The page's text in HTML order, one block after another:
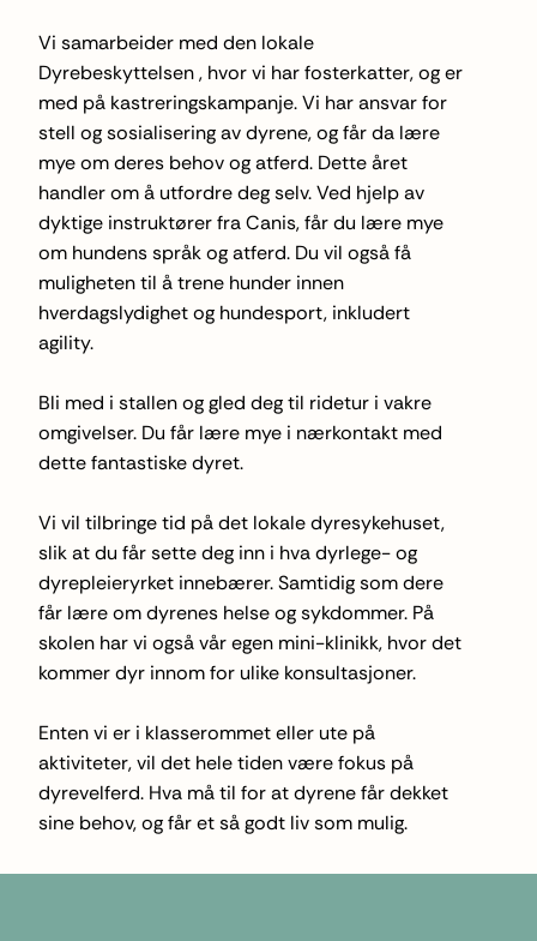
Vi samarbeider med den lokale
Dyrebeskyttelsen , hvor vi har fosterkatter, og er
med på kastreringskampanje. Vi har ansvar for
stell og sosialisering av dyrene, og får da lære
mye om deres behov og atferd. Dette året
handler om å utfordre deg selv. Ved hjelp av
dyktige instruktører fra Canis, får du lære mye
om hundens språk og atferd. Du vil også få
muligheten til å trene hunder innen
hverdagslydighet og hundesport, inkludert
agility.
Bli med i stallen og gled deg til ridetur i vakre
omgivelser. Du får lære mye i nærkontakt med
dette fantastiske dyret.
Vi vil tilbringe tid på det lokale dyresykehuset,
slik at du får sette deg inn i hva dyrlege- og
dyrepleieryrket innebærer. Samtidig som dere
får lære om dyrenes helse og sykdommer. På
skolen har vi også vår egen mini-klinikk, hvor det
kommer dyr innom for ulike konsultasjoner.
Enten vi er i klasserommet eller ute på
aktiviteter, vil det hele tiden være fokus på
dyrevelferd. Hva må til for at dyrene får dekket
sine behov, og får et så godt liv som mulig.